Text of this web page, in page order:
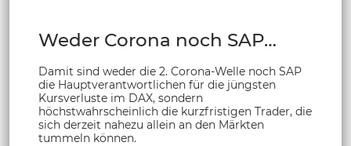
Weder Corona noch SAP…
Damit sind weder die 2. Corona-Welle noch SAP
die Hauptverantwortlichen für die jüngsten
Kursverluste im DAX, sondern
höchstwahrscheinlich die kurzfristigen Trader, die
sich derzeit nahezu allein an den Märkten
tummeln können.